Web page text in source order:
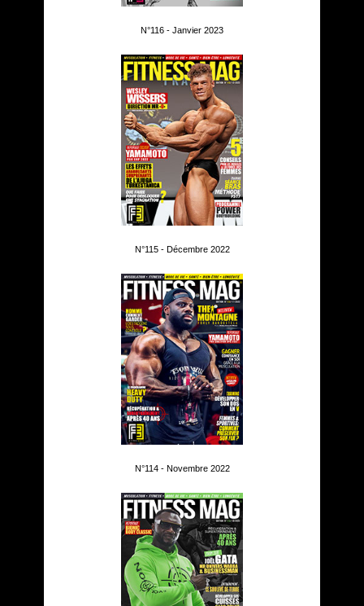
N°116 - Janvier 2023
N°115 - Décembre 2022
N°114 - Novembre 2022